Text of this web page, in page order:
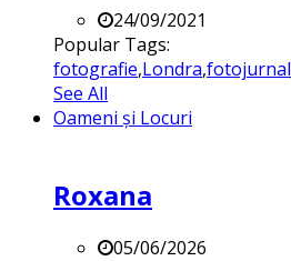
24/09/2021
Popular Tags:
fotografie,Londra,fotojurnal
See All
Oameni și Locuri
Roxana
05/06/2026